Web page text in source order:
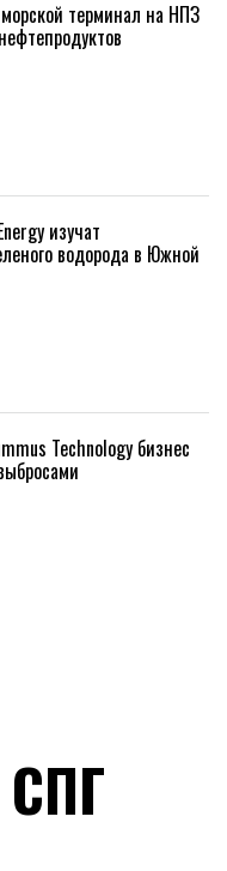
морской терминал на НПЗ
изучат
водорода в Южной
Technology бизнес